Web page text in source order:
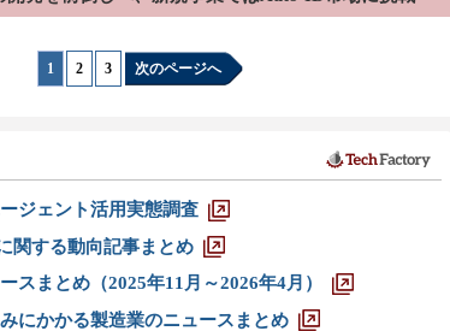
1 2 3 次のページへ
ジェント活用実態調査
関する動向記事まとめ
スまとめ（2025年11月～2026年4月）
にかかる製造業のニュースまとめ